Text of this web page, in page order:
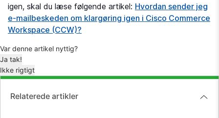
igen, skal du læse følgende artikel: Hvordan sender jeg
e-mailbeskeden om klargøring igen i Cisco Commerce
Workspace (CCW)?
Var denne artikel nyttig?
Ja tak!
Ikke rigtigt
Relaterede artikler